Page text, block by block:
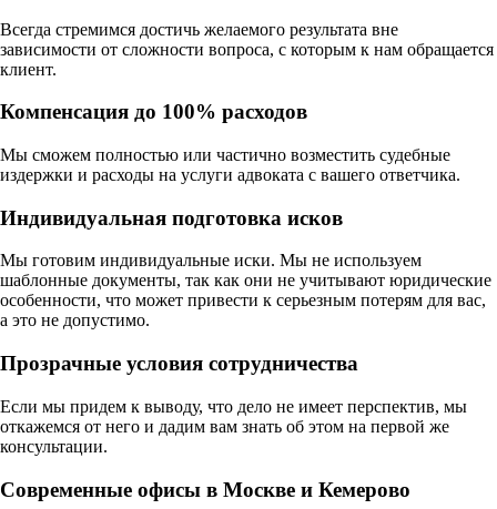
Всегда стремимся достичь желаемого результата вне
зависимости от сложности вопроса, с которым к нам обращается
клиент.
Компенсация до 100% расходов
Мы сможем полностью или частично возместить судебные
издержки и расходы на услуги адвоката с вашего ответчика.
Индивидуальная подготовка исков
Мы готовим индивидуальные иски. Мы не используем
шаблонные документы, так как они не учитывают юридические
особенности, что может привести к серьезным потерям для вас,
а это не допустимо.
Прозрачные условия сотрудничества
Если мы придем к выводу, что дело не имеет перспектив, мы
откажемся от него и дадим вам знать об этом на первой же
консультации.
Современные офисы в Москве и Кемерово